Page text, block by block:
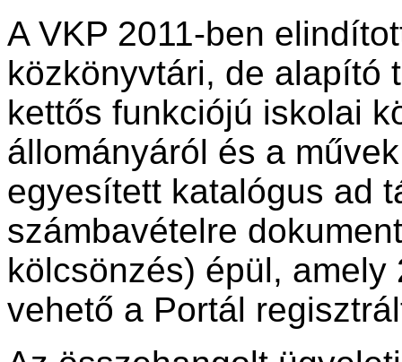
A VKP 2011-ben
közkönyvtári, de alapító
kettős funkciójú iskolai
állományáról és a
egyesített katalógus ad
számbavételre
kölcsönzés) épül,
vehető a Portál